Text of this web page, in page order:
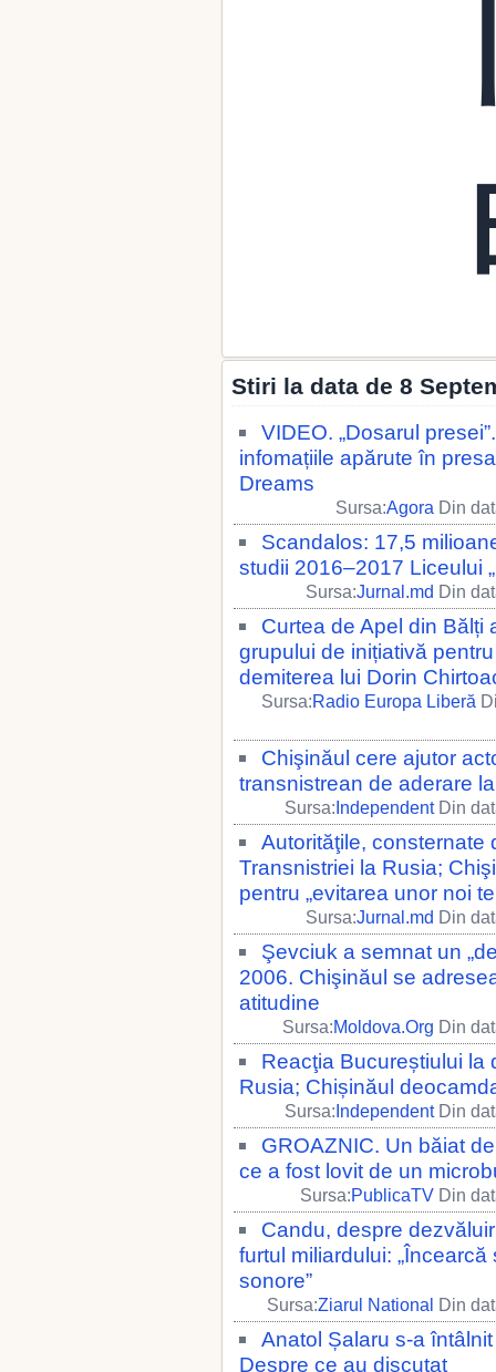
Stiri la data de 8
VIDEO. „Dosarul
infomațiile apărute în
Dreams
Sursa:Agora Din
Scandalos: 17,5
studii 2016–2017 Liceului
Sursa:Jurnal.md Din
Curtea de Apel din Bălți
grupului de inițiativă
demiterea lui Dorin
Sursa:Radio Europa Liberă
Chişinăul cere ajutor
transnistrean de aderare
Sursa:IndependentDin
Autorităţile, consternate
Transnistriei la Rusia;
pentru „evitarea unor noi
Sursa:Jurnal.md Din
Şevciuk a semnat un
2006. Chişinăul se
atitudine
Sursa:Moldova.Org Din
Reacţia Bucureștiului la
Rusia; Chișinăul
Sursa:IndependentDin
GROAZNIC. Un băiat
ce a fost lovit de un
Sursa:PublicaTV Din
Candu, despre
furtul miliardului:
sonore”
Sursa:Ziarul National Din
Anatol Șalaru s-a
Despre ce au discutat